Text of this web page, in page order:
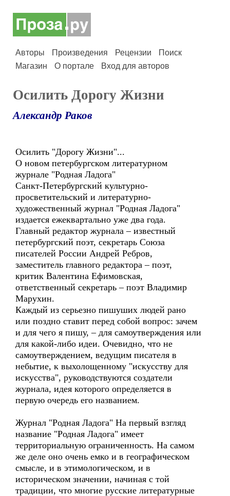
Авторы Произведения Рецензии
Поиск
Магазин
О портале Вход для авторов
Осилить Дорогу Жизни
Александр Раков
Осилить "Дорогу Жизни"...
О новом петербургском литературном
журнале "Родная Ладога"
Санкт-Петербургский культурно-
просветительский и литературно-
художественный журнал "Родная Ладога"
издается ежеквартально уже два года.
Главный редактор журнала – известный
петербургский поэт, секретарь Союза
писателей России Андрей Ребров,
заместитель главного редактора – поэт,
критик Валентина Ефимовская,
ответственный секретарь – поэт Владимир
Марухин.
Каждый из серьезно пишуших людей рано
или поздно ставит перед собой вопрос: зачем
и для чего я пишу, – для самоутверждения или
для какой-либо идеи. Очевидно, что не
самоутверждением, ведущим писателя в
небытие, к выхолощенному "искусству для
искусства", руководствуются создатели
журнала, идея которого определяется в
первую очередь его названием.
Журнал "Родная Ладога" На первый взгляд
название "Родная Ладога" имеет
территориальную ограниченность. На самом
же деле оно очень емко и в географическом
смысле, и в этимологическом, и в
историческом значении, начиная с той
традиции, что многие русские литературные